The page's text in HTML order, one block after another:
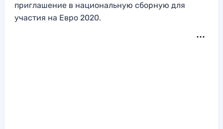
приглашение в национальную сборную для
участия на Евро 2020.